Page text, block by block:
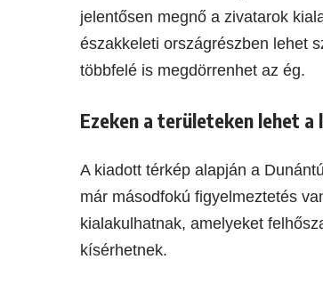
jelentősen megnő a zivatarok
északkeleti országrészben lehet
többfelé is megdörrenhet az ég.
Ezeken a területeken lehet a
A kiadott térkép alapján a
már másodfokú figyelmeztetés
kialakulhatnak, amelyeket
kísérhetnek.